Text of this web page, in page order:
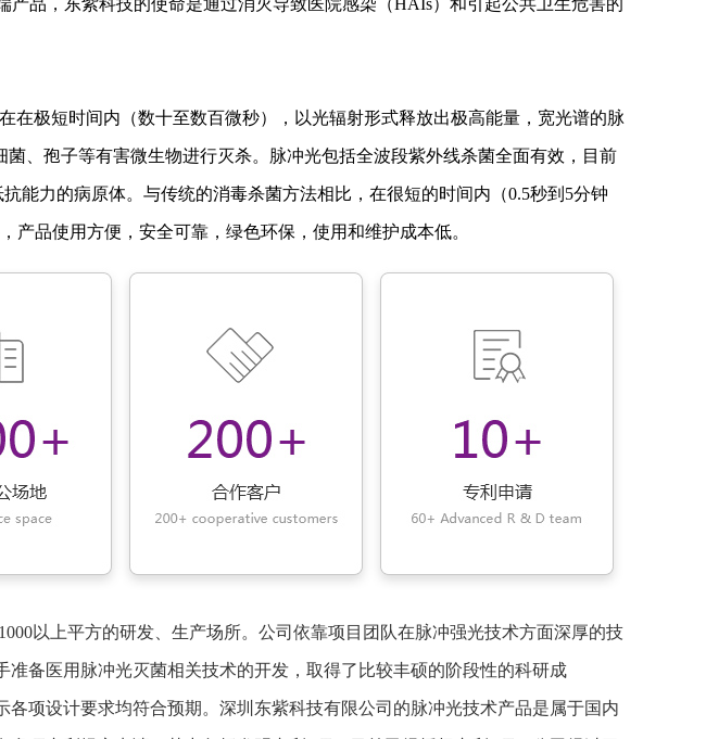
品，东紫科技的使命是通过消灭导致医院感染（HAIs）和引起公共卫生危害的
、孢子等有害微生物进行灭杀。脉冲光包括全波段紫外线杀菌全面有效，目前
能力的病原体。与传统的消毒杀菌方法相比，在很短的时间内（0.5秒到5分钟
产品使用方便，安全可靠，绿色环保，使用和维护成本低。
备医用脉冲光灭菌相关技术的开发，取得了比较丰硕的阶段性的科研成
项设计要求均符合预期。深圳东紫科技有限公司的脉冲光技术产品是属于国内